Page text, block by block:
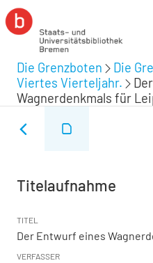
Die Grenzboten Die
Viertes Vierteljahr.
Wagnerdenkmals für
Titelaufnahme
TITEL
Der Entwurf eines
VERFASSER